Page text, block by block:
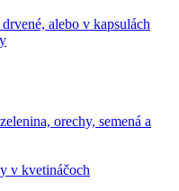
alebo v kapsulách
orechy, semená a
v kvetináčoch